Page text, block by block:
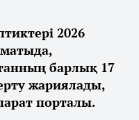
2026
барлық 17
жариялады,
порталы.